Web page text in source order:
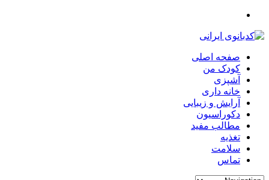
صفحه اصلی
کودک من
آشپزی
خانه داری
آرایش و زیبایی
دکوراسیون
مطالب مفید
تغذیه
سلامت
تماس